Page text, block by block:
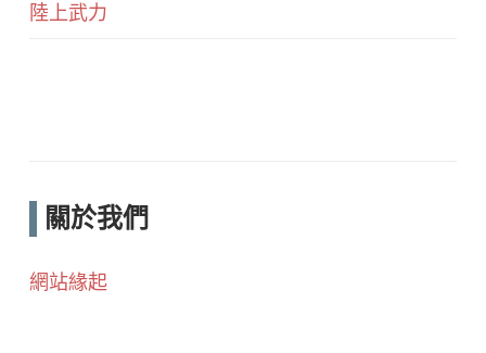
陸上武力
關於我們
網站緣起